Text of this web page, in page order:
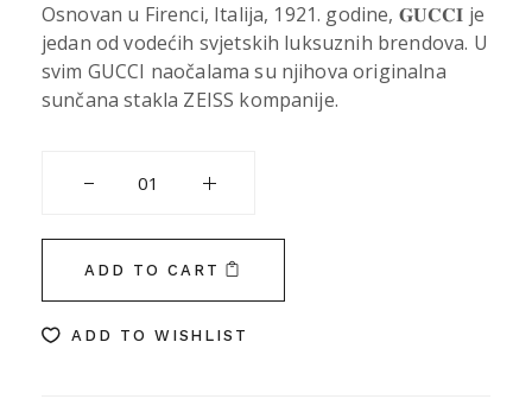
Osnovan u Firenci, Italija, 1921. godine, 𝐆𝐔𝐂𝐂𝐈 je
jedan od vodećih svjetskih luksuznih brendova. U
svim GUCCI naočalama su njihova originalna
sunčana stakla ZEISS kompanije.
ADD TO CART
ADD TO WISHLIST